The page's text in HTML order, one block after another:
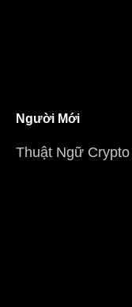
Người Mới
Thuật Ngữ Crypto